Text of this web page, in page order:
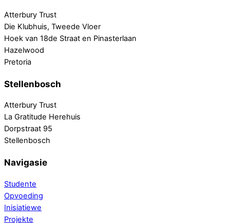
Atterbury Trust
Die Klubhuis, Tweede Vloer
Hoek van 18de Straat en Pinasterlaan
Hazelwood
Pretoria
Stellenbosch
Atterbury Trust
La Gratitude Herehuis
Dorpstraat 95
Stellenbosch
Navigasie
Studente
Opvoeding
Inisiatiewe
Projekte